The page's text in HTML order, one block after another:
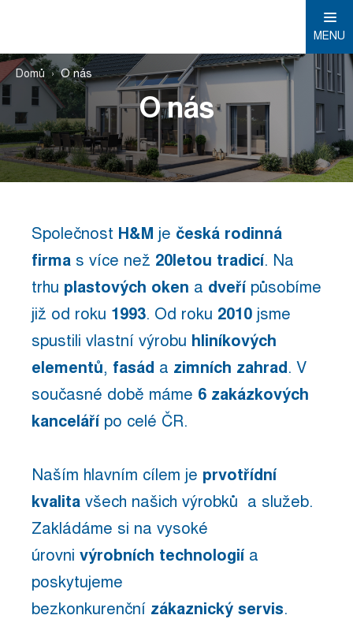
MENU
Domů O nás
O nás
Společnost H&M je česká rodinná
firma s více než 20letou tradicí. Na
trhu plastových oken a dveřípůsobíme
již od roku 1993. Od roku 2010 jsme
spustili vlastní výrobu hliníkových
elementů, fasád a zimních zahrad. V
současné době máme 6 zakázkových
kancelářípo celé ČR.
Naším hlavním cílem je prvotřídní
kvalita všech našich výrobků a služeb.
Zakládáme si na vysoké
úrovni výrobních technologiía
poskytujeme
bezkonkurenční zákaznický servis.